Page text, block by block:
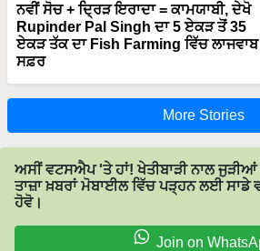
ਨਵੀਂ ਸੋਚ + ਦ੍ਰਿੜ ਇਰਾਦਾ = ਕਾਮਯਾਬੀ, ਦੇਖੋ
Rupinder Pal Singh ਦਾ 5 ਏਕੜ ਤੋਂ 35
ਏਕੜ ਤੱਕ ਦਾ Fish Farming ਵਿੱਚ ਲਾਜਵਾਬ
ਸਫ਼ਰ
More Stories
ਅਸੀਂ ਵਟਸਐਪ 'ਤੇ ਹਾਂ! ਖੇਤੀਬਾੜੀ ਨਾਲ
ਤਾਜ਼ਾ ਖ਼ਬਰਾਂ ਮੋਬਾਈਲ ਵਿੱਚ ਪੜ੍ਹਨ ਲਈ ਸਾਡੇ
ਹੋਵੋ।
Join on